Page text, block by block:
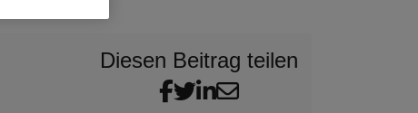
Diesen Beitrag teilen